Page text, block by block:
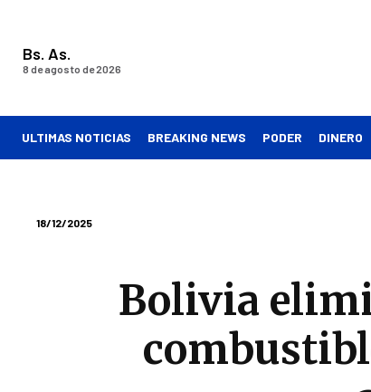
Bs. As.
8 de agosto de 2026
ULTIMAS NOTICIAS BREAKING NEWS PODER DINERO
18/12/2025
Bolivia